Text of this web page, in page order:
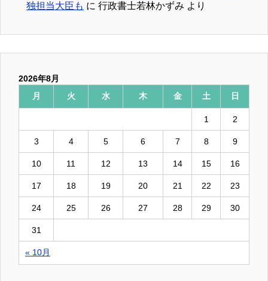
独担当大臣も に 行政書士若林かずみ より
2026年8月
月
火 水 木 金 土 日
« 10月
1 2
3 4 5 6 7 8 9
10 11 12 13 14 15 16
17 18 19 20 21 22 23
24 25 26 27 28 29 30
31